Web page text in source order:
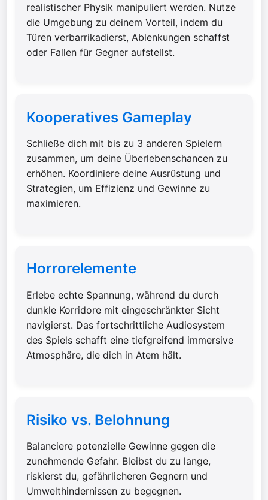
realistischer Physik manipuliert werden. Nutze
die Umgebung zu deinem Vorteil, indem du
Türen verbarrikadierst, Ablenkungen schaffst
oder Fallen für Gegner aufstellst.
Kooperatives Gameplay
Schließe dich mit bis zu 3 anderen Spielern
zusammen, um deine Überlebenschancen zu
erhöhen. Koordiniere deine Ausrüstung und
Strategien, um Effizienz und Gewinne zu
maximieren.
Horrorelemente
Erlebe echte Spannung, während du durch
dunkle Korridore mit eingeschränkter Sicht
navigierst. Das fortschrittliche Audiosystem
des Spiels schafft eine tiefgreifend immersive
Atmosphäre, die dich in Atem hält.
Risiko vs. Belohnung
Balanciere potenzielle Gewinne gegen die
zunehmende Gefahr. Bleibst du zu lange,
riskierst du, gefährlicheren Gegnern und
Umwelthindernissen zu begegnen.